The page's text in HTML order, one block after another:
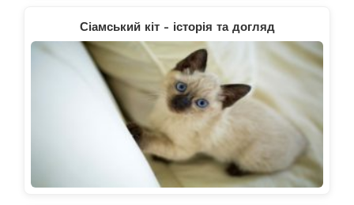
Сіамський кіт - історія та догляд